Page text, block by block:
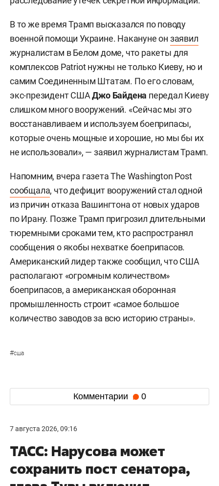
В то же время Трамп высказался по поводу
военной помощи Украине. Накануне он заявил
журналистам в Белом доме, что ракеты для
комплексов Patriot нужны не только Киеву, но и
самим Соединенным Штатам. По его словам,
экс-президент СШАДжо Байдена передал Киеву
слишком много вооружений. «Сейчас мы это
восстанавливаем и используем боеприпасы,
которые очень мощные и хорошие, но мы бы их
не использовали», — заявил журналистам Трамп.
Напомним, вчера газета The Washington Post
сообщала, что дефицит вооружений стал одной
из причин отказа Вашингтона от новых ударов
по Ирану. Позже Трамп пригрозил длительными
тюремными сроками тем, кто распространял
сообщения о якобы нехватке боеприпасов.
Американский лидер также сообщил, что США
располагают «огромным количеством»
боеприпасов, а американская оборонная
промышленность строит «самое большое
количество заводов за всю историю страны».
#сша
Комментарии 0
7 августа 2026, 09:16
ТАСС: Нарусова может
сохранить пост сенатора,